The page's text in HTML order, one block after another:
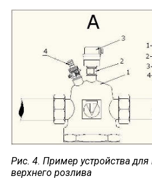
Рис. 4. Пример устройства для
верхнего розлива